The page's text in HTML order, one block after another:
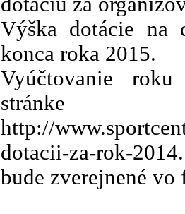
Výška dotácie na
konca roka 2015.
Vyúčtovanie
stránke
http://
dotacii-za-rok-
bude zverejnené vo